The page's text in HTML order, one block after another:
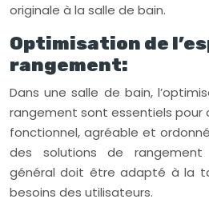
originale à la salle de bain.
Optimisation de
rangement:
Dans une salle de bain,
rangement sont essentiels pour
fonctionnel, agréable et
des solutions de
général doit être adapté à la
besoins des utilisateurs.